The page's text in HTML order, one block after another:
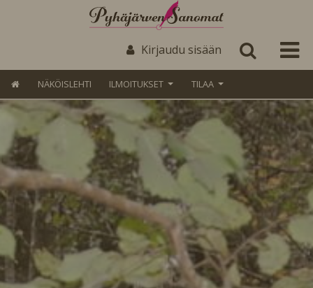
Kirjaudu sisään
NÄKÖISLEHTI ILMOITUKSET TILAA